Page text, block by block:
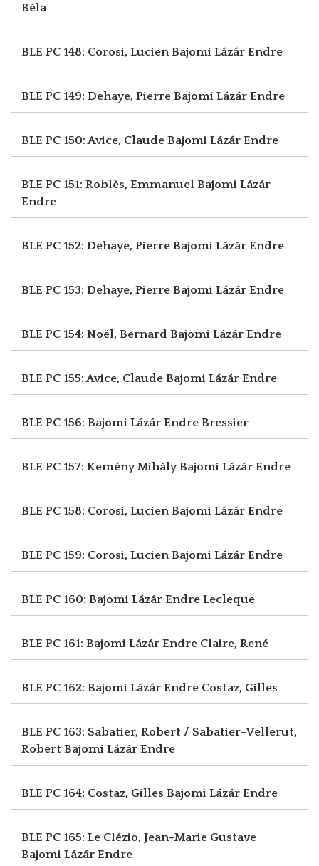
Béla
BLE PC 148: Corosi, LucienBajomi Lázár Endre
BLE PC 149: Dehaye, Pierre Bajomi Lázár Endre
BLE PC 150: Avice, Claude Bajomi Lázár Endre
BLE PC 151: Roblès, Emmanuel Bajomi Lázár
Endre
BLE PC 152: Dehaye, Pierre Bajomi Lázár Endre
BLE PC 153: Dehaye, Pierre Bajomi Lázár Endre
BLE PC 154: Noël, Bernard Bajomi Lázár Endre
BLE PC 155: Avice, Claude Bajomi Lázár Endre
BLE PC 156: Bajomi Lázár Endre Bressier
BLE PC 157: Kemény MihályBajomi Lázár Endre
BLE PC 158: Corosi, LucienBajomi Lázár Endre
BLE PC 159: Corosi, LucienBajomi Lázár Endre
BLE PC 160: Bajomi Lázár Endre Lecleque
BLE PC 161: Bajomi Lázár Endre Claire, René
BLE PC 162: Bajomi Lázár Endre Costaz, Gilles
BLE PC 163: Sabatier, Robert / Sabatier-Vellerut,
Robert Bajomi Lázár Endre
BLE PC 164: Costaz, Gilles Bajomi Lázár Endre
BLE PC 165: Le Clézio, Jean-Marie Gustave
Bajomi Lázár Endre